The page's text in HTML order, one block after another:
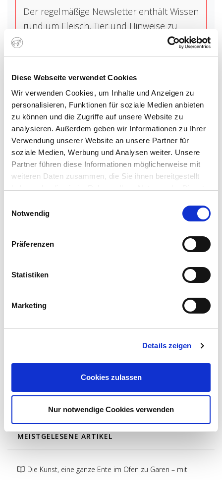
Diese Webseite verwendet Cookies
Wir verwenden Cookies, um Inhalte und Anzeigen zu
personalisieren, Funktionen für soziale Medien anbieten
zu können und die Zugriffe auf unsere Website zu
analysieren. Außerdem geben wir Informationen zu Ihrer
Verwendung unserer Website an unsere Partner für
soziale Medien, Werbung und Analysen weiter. Unsere
Partner führen diese Informationen möglicherweise mit
weiteren Daten zusammen, die Sie ihnen bereitgestellt
Cookies, wenn Sie unsere Webseite weiterhin nutzen.
Notwendig
Präferenzen
Statistiken
Marketing
Details zeigen
Cookies zulassen
Nur notwendige Cookies verwenden
Der regelmäßige Newsletter enthält Wissen
rund um Fleisch, Tier und Hinweise zu
Angebote.
möglich
Ich akzeptiere dieDatenschutzbestimmungen.
THEMEN
FLEISCHBRANCHE
MEISTGELESENE ARTIKEL
Die Kunst, eine ganze Ente im Ofen zu Garen – mit